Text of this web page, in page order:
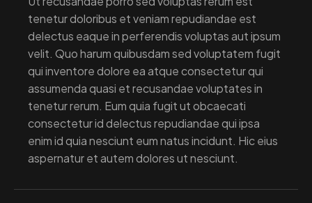
tenetur doloribus et veniam repudiandae est
delectus eaque in perferendis voluptas aut ipsum
velit. Quo harum quibusdam sed voluptatem fugit
qui inventore dolore ea atque consectetur qui
assumenda quasi et recusandae voluptates in
tenetur rerum. Eum quia fugit ut obcaecati
consectetur id delectus repudiandae qui ipsa
enim id quia nesciunt eum natus incidunt. Hic eius
aspernatur et autem dolores ut nesciunt.